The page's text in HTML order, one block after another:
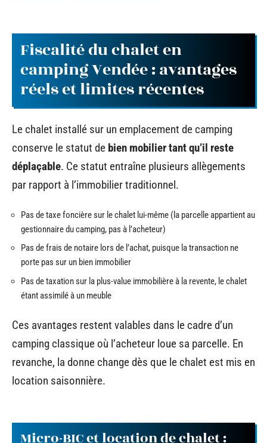
Fiscalité du chalet en
camping Vendée : avantages
réels et limites récentes
Le chalet installé sur un emplacement de camping
conserve le statut de bien mobilier tant qu’il reste
déplaçable. Ce statut entraîne plusieurs allègements
par rapport à l’immobilier traditionnel.
Pas de taxe foncière sur le chalet lui-même (la parcelle appartient au
gestionnaire du camping, pas à l’acheteur)
Pas de frais de notaire lors de l’achat, puisque la transaction ne
porte pas sur un bien immobilier
Pas de taxation sur la plus-value immobilière à la revente, le chalet
étant assimilé à un meuble
Ces avantages restent valables dans le cadre d’un
camping classique où l’acheteur loue sa parcelle. En
revanche, la donne change dès que le chalet est mis en
location saisonnière.
Micro-BIC et location de chalet :